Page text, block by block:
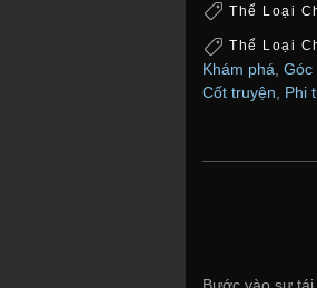
Thể Loại
Thể Loại
Khám phá Góc
Cốt truyện
Phi
Bước vào sự